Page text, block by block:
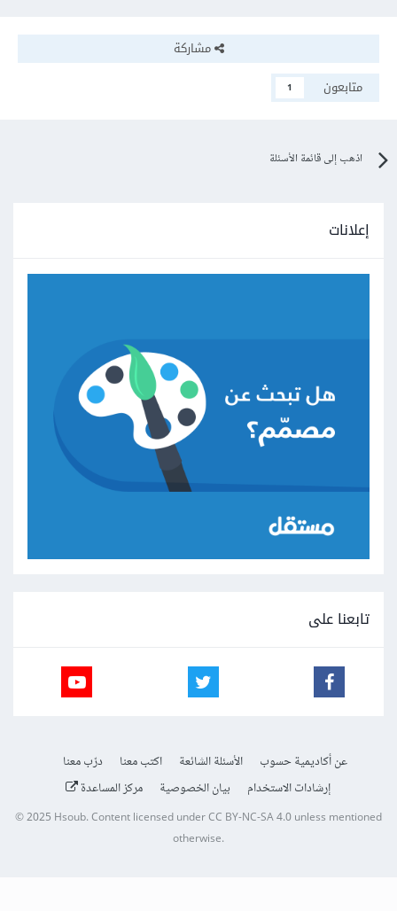
مشاركة
متابعون
1
اذهب إلى قائمة الأسئلة
إعلانات
تابعنا على
عن أكاديمية حسوب الأسئلة الشائعة اكتب معنا
درّب معنا
إرشادات الاستخدام
بيان الخصوصية مركز المساعدة
© 2025Hsoub.Content licensed underCC BY-NC-SA 4.0unless mentioned
otherwise.